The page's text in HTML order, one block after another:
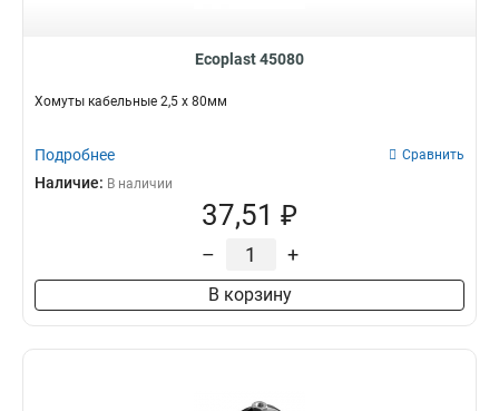
Ecoplast 45080
Хомуты кабельные 2,5 х 80мм
Подробнее Сравнить
Наличие: В наличии
37,51 ₽
– +
В корзину